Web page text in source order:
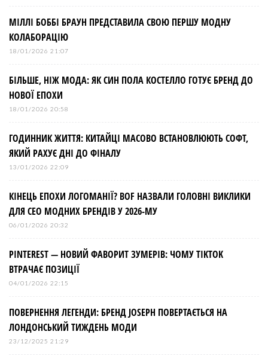
МІЛЛІ БОББІ БРАУН ПРЕДСТАВИЛА СВОЮ ПЕРШУ МОДНУ
КОЛАБОРАЦІЮ
18/01/2026 21:07
БІЛЬШЕ, НІЖ МОДА: ЯК СИН ПОЛА КОСТЕЛЛО ГОТУЄ БРЕНД ДО
НОВОЇ ЕПОХИ
18/01/2026 20:58
ГОДИННИК ЖИТТЯ: КИТАЙЦІ МАСОВО ВСТАНОВЛЮЮТЬ СОФТ,
ЯКИЙ РАХУЄ ДНІ ДО ФІНАЛУ
13/01/2026 22:09
КІНЕЦЬ ЕПОХИ ЛОГОМАНІЇ? BOF НАЗВАЛИ ГОЛОВНІ ВИКЛИКИ
ДЛЯ СЕО МОДНИХ БРЕНДІВ У 2026-МУ
06/01/2026 20:32
PINTEREST — НОВИЙ ФАВОРИТ ЗУМЕРІВ: ЧОМУ TIKTOK
ВТРАЧАЄ ПОЗИЦІЇ
04/01/2026 22:15
ПОВЕРНЕННЯ ЛЕГЕНДИ: БРЕНД JOSEPH ПОВЕРТАЄТЬСЯ НА
ЛОНДОНСЬКИЙ ТИЖДЕНЬ МОДИ
23/12/2025 21:29